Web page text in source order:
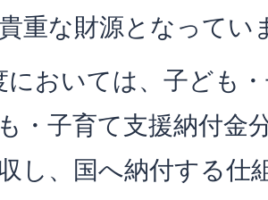
重な財源となってい
においては、子ども
・子育て支援納付金
し、国へ納付する仕